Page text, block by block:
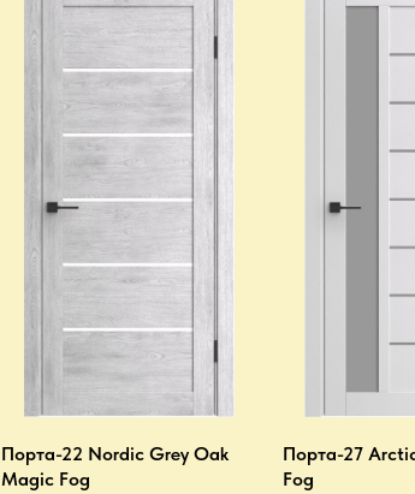
Порта-22 Nordic Grey Oak
Magic Fog
Порта-27
Fog